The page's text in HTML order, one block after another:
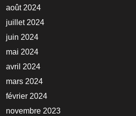
août 2024
juillet 2024
juin 2024
mai 2024
avril 2024
mars 2024
février 2024
novembre 2023